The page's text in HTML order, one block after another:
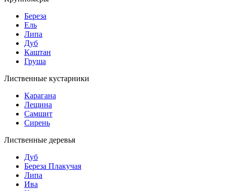
Береза
Ель
Липа
Дуб
Каштан
Груша
Лиственные кустарники
Карагана
Лещина
Самшит
Сирень
Лиственные деревья
Дуб
Береза Плакучая
Липа
Ива